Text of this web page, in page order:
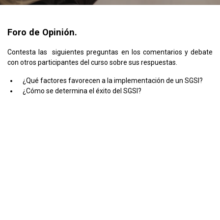
Foro de Opinión.
Contesta las siguientes preguntas en los comentarios y debate
con otros participantes del curso sobre sus respuestas.
¿Qué factores favorecen a la implementación de un SGSI?
¿Cómo se determina el éxito del SGSI?